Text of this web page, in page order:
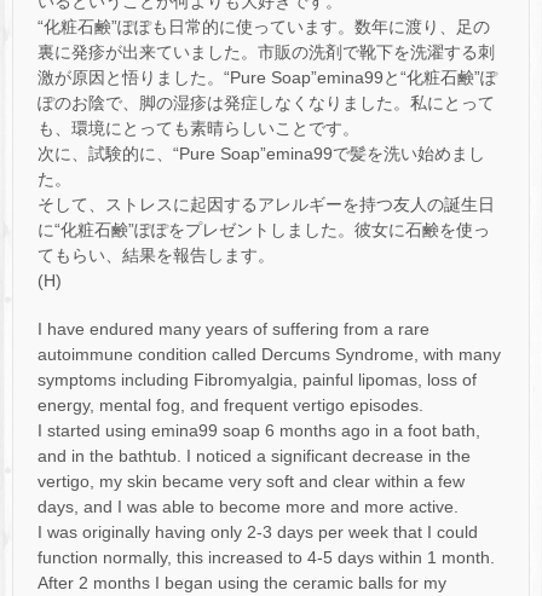
“化粧石鹸”ぽぽも日常的に使っています。数年に渡り、足の
裏に発疹が出来ていました。市販の洗剤で靴下を洗濯する刺
激が原因と悟りました。“Pure Soap”emina99と“化粧石鹸”ぽ
ぽのお陰で、脚の湿疹は発症しなくなりました。私にとって
も、環境にとっても素晴らしいことです。
次に、試験的に、“Pure Soap”emina99で髪を洗い始めまし
た。
そして、ストレスに起因するアレルギーを持つ友人の誕生日
に“化粧石鹸”ぽぽをプレゼントしました。彼女に石鹸を使っ
てもらい、結果を報告します。
(H)
I have endured many years of suffering from a rare
autoimmune condition called Dercums Syndrome, with many
symptoms including Fibromyalgia, painful lipomas, loss of
energy, mental fog, and frequent vertigo episodes.
I started using emina99 soap 6 months ago in a foot bath,
and in the bathtub. I noticed a significant decrease in the
vertigo, my skin became very soft and clear within a few
days, and I was able to become more and more active.
I was originally having only 2-3 days per week that I could
function normally, this increased to 4-5 days within 1 month.
After 2 months I began using the ceramic balls for my